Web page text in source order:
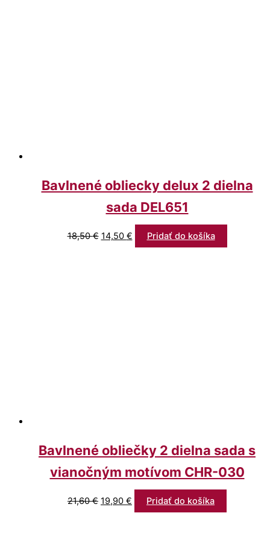
Bavlnené obliecky delux 2 dielna
sada DEL651
18,50€ 14,50 € Pridať do košíka
Bavlnené obliečky 2 dielna sada s
vianočným motívom CHR-030
21,60€ 19,90 € Pridať do košíka